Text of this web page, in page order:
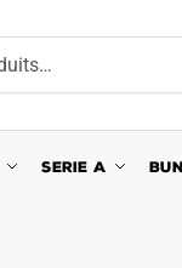
SERIE A